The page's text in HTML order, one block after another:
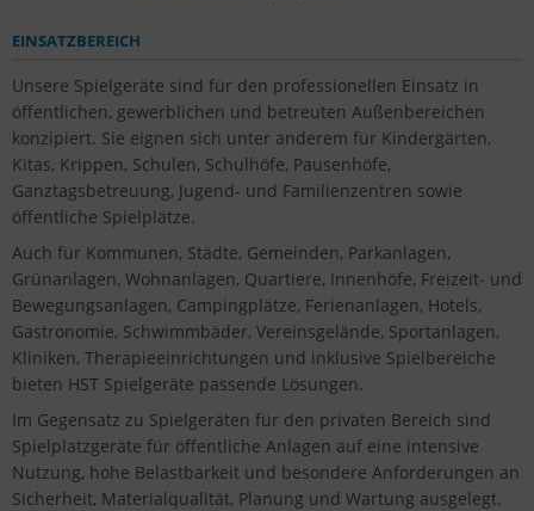
EINSATZBEREICH
Unsere Spielgeräte sind für den professionellen Einsatz in
öffentlichen, gewerblichen und betreuten Außenbereichen
konzipiert. Sie eignen sich unter anderem für Kindergärten,
Kitas, Krippen, Schulen, Schulhöfe, Pausenhöfe,
Ganztagsbetreuung, Jugend- und Familienzentren sowie
öffentliche Spielplätze.
Auch für Kommunen, Städte, Gemeinden, Parkanlagen,
Grünanlagen, Wohnanlagen, Quartiere, Innenhöfe, Freizeit- und
Bewegungsanlagen, Campingplätze, Ferienanlagen, Hotels,
Gastronomie, Schwimmbäder, Vereinsgelände, Sportanlagen,
Kliniken, Therapieeinrichtungen und inklusive Spielbereiche
bieten HST Spielgeräte passende Lösungen.
Im Gegensatz zu Spielgeräten für den privaten Bereich sind
Spielplatzgeräte für öffentliche Anlagen auf eine intensive
Nutzung, hohe Belastbarkeit und besondere Anforderungen an
Sicherheit, Materialqualität, Planung und Wartung ausgelegt.